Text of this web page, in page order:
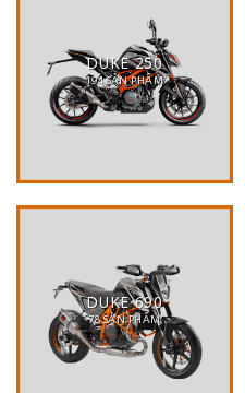
DUKE 250
194 SẢN PHẨM
DUKE 690
78 SẢN PHẨM